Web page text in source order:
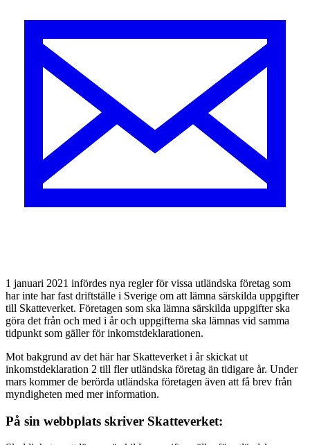
1 januari 2021 infördes nya regler för vissa utländska företag som
har inte har fast driftställe i Sverige om att lämna särskilda uppgifter
till Skatteverket. Företagen som ska lämna särskilda uppgifter ska
göra det från och med i år och uppgifterna ska lämnas vid samma
tidpunkt som gäller för inkomstdeklarationen.
Mot bakgrund av det här har Skatteverket i år skickat ut
inkomstdeklaration 2 till fler utländska företag än tidigare år. Under
mars kommer de berörda utländska företagen även att få brev från
myndigheten med mer information.
På sin webbplats skriver Skatteverket: